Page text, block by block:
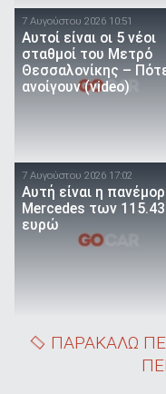
7 Αυγούστου 2026 10:51
Αυτοί είναι οι 5 νέοι
σταθμοί του Μετρό
Θεσσαλονίκης –
ανοίγουν (video)
7 Αυγούστου 2026 17:02
Αυτή είναι η
Mercedes των
ευρώ
ΠΑΡΑΚΑΛΩ